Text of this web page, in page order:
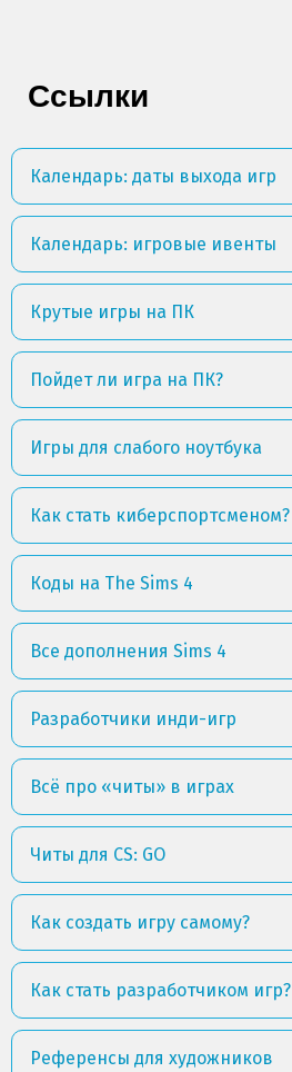
Ссылки
Календарь: даты выхода игр
Календарь: игровые ивенты
Крутые игры на ПК
Пойдет ли игра на ПК?
Игры для слабого ноутбука
Как стать киберспортсменом?
Коды на The Sims 4
Все дополнения Sims 4
Разработчики инди-игр
Всё про «читы» в играх
Читы для CS: GO
Как создать игру самому?
Как стать разработчиком игр?
Референсы для художников